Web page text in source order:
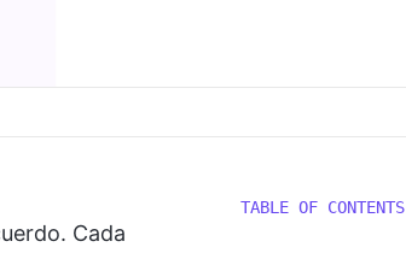
Cada
TABLE OF CONTENTS